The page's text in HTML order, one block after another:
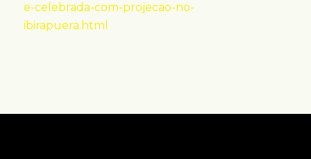
e-celebrada-com-projecao-no-
ibirapuera.html